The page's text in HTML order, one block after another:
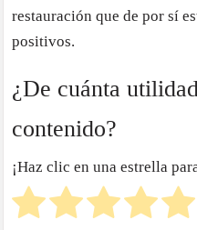
restauración que de por sí
positivos.
¿De cuánta
contenido?
¡Haz clic en una estrella